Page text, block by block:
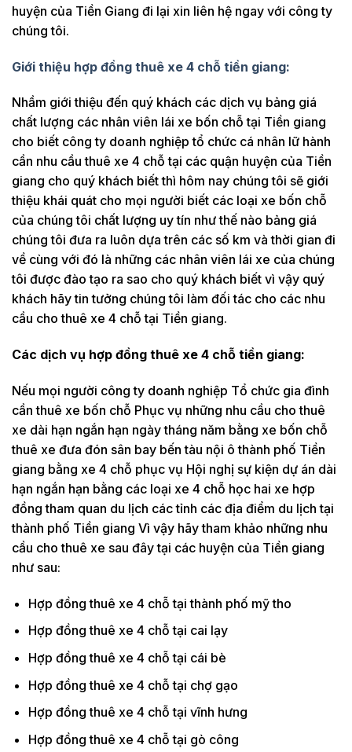
huyện của Tiền Giang đi lại xin liên hệ ngay với công ty
chúng tôi.
Giới thiệu hợp đồng thuê xe 4 chỗ tiền giang:
Nhầm giới thiệu đến quý khách các dịch vụ bảng giá
chất lượng các nhân viên lái xe bốn chỗ tại Tiền giang
cho biết công ty doanh nghiệp tổ chức cá nhân lữ hành
cần nhu cầu thuê xe 4 chỗ tại các quận huyện của Tiền
giang cho quý khách biết thì hôm nay chúng tôi sẽ giới
thiệu khái quát cho mọi người biết các loại xe bốn chỗ
của chúng tôi chất lượng uy tín như thế nào bảng giá
chúng tôi đưa ra luôn dựa trên các số km và thời gian đi
về cùng với đó là những các nhân viên lái xe của chúng
tôi được đào tạo ra sao cho quý khách biết vì vậy quý
khách hãy tin tưởng chúng tôi làm đối tác cho các nhu
cầu cho thuê xe 4 chỗ tại Tiền giang.
Các dịch vụ hợp đồng thuê xe 4 chỗ tiền giang:
Nếu mọi người công ty doanh nghiệp Tổ chức gia đình
cần thuê xe bốn chỗ Phục vụ những nhu cầu cho thuê
xe dài hạn ngắn hạn ngày tháng năm bằng xe bốn chỗ
thuê xe đưa đón sân bay bến tàu nội ô thành phố Tiền
giang bằng xe 4 chỗ phục vụ Hội nghị sự kiện dự án dài
hạn ngắn hạn bằng các loại xe 4 chỗ học hai xe hợp
đồng tham quan du lịch các tỉnh các địa điểm du lịch tại
thành phố Tiền giang Vì vậy hãy tham khảo những nhu
cầu cho thuê xe sau đây tại các huyện của Tiền giang
như sau:
Hợp đồng thuê xe 4 chỗ tại thành phố mỹ tho
Hợp đồng thuê xe 4 chỗ tại cai lạy
Hợp đồng thuê xe 4 chỗ tại cái bè
Hợp đồng thuê xe 4 chỗ tại chợ gạo
Hợp đồng thuê xe 4 chỗ tại vĩnh hưng
Hợp đồng thuê xe 4 chỗ tại gò công